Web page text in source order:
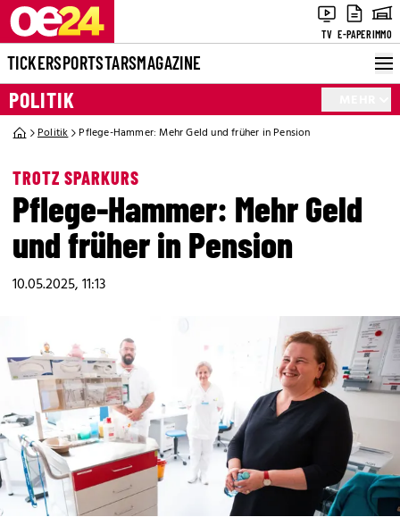
TV E-PAPERIMMO
TICKERSPORTSTARSMAGAZINE
POLITIK
Politik Pflege-Hammer: Mehr Geld und früher in Pension
TROTZ SPARKURS
Pflege-Hammer: Mehr Geld
und früher in Pension
10.05.2025, 11:13